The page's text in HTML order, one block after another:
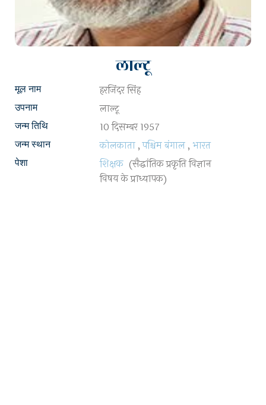
लाल्टू
मूल नाम हरजिंदर सिंह
उपनाम लाल्टू
जन्म तिथि 10 दिसम्बर 1957
जन्म स्थान कोलकाता ,पश्चिम बंगाल , भारत
पेशा शिक्षक (सैद्धांतिक प्रकृति विज्ञान
विषय के प्राध्यापक)